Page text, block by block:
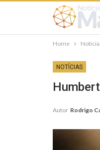
Home
NOTÍCIAS
Autor Rodrigo